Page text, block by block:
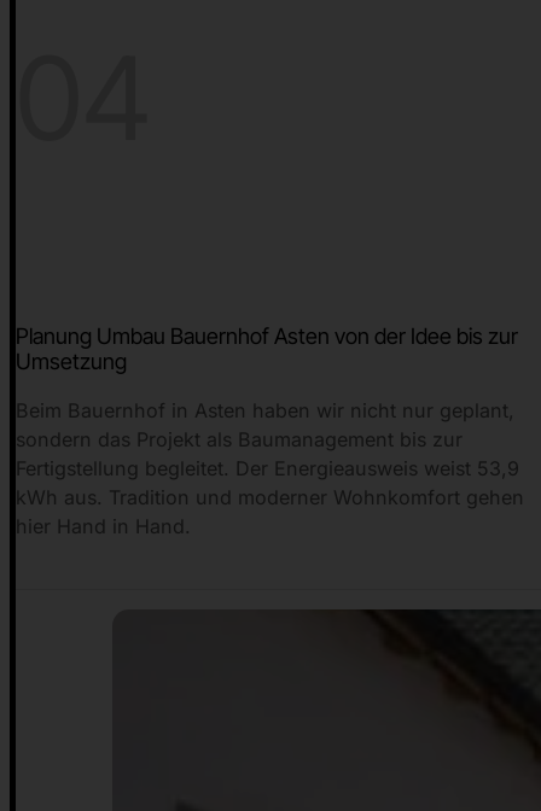
Planung Umbau Bauernhof Asten von der Idee bis zur
Umsetzung
Beim Bauernhof in Asten haben wir nicht nur geplant,
sondern das Projekt als Baumanagement bis zur
Fertigstellung begleitet. Der Energieausweis weist 53,9
kWh aus. Tradition und moderner Wohnkomfort gehen
hier Hand in Hand.